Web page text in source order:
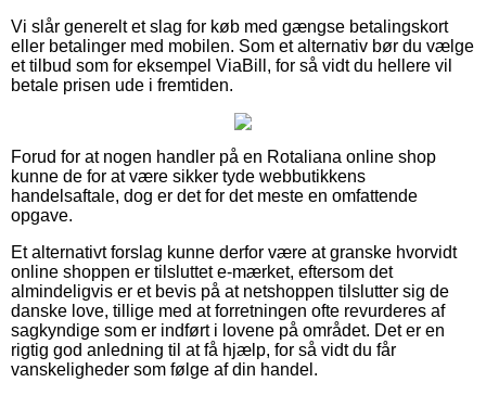
Vi slår generelt et slag for køb med gængse betalingskort
eller betalinger med mobilen. Som et alternativ bør du vælge
et tilbud som for eksempel ViaBill, for så vidt du hellere vil
betale prisen ude i fremtiden.
Forud for at nogen handler på en Rotaliana online shop
kunne de for at være sikker tyde webbutikkens
handelsaftale, dog er det for det meste en omfattende
opgave.
Et alternativt forslag kunne derfor være at granske hvorvidt
online shoppen er tilsluttet e-mærket, eftersom det
almindeligvis er et bevis på at netshoppen tilslutter sig de
danske love, tillige med at forretningen ofte revurderes af
sagkyndige som er indført i lovene på området. Det er en
rigtig god anledning til at få hjælp, for så vidt du får
vanskeligheder som følge af din handel.